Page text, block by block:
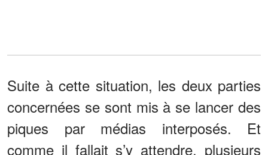
Suite à cette situation, les deux parties
concernées se sont mis à se lancer des
piques par médias interposés. Et
comme il fallait s’y attendre, plusieurs